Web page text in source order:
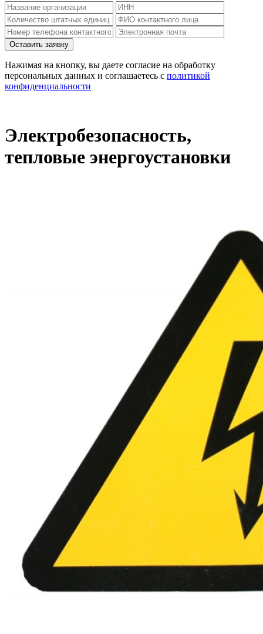
Нажимая на кнопку, вы даете согласие на обработку
персональных данных и соглашаетесь c политикой
конфиденциальности
Электробезопасность,
тепловые энергоустановки